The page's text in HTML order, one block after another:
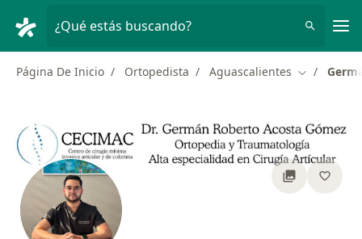
¿Qué estás buscando?
Página De Inicio Ortopedista Aguascalientes Cambiar